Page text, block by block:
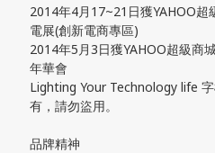
2014年4月17~21日獲YAHOO
電展(創新電商專區)
2014年5月3日獲YAHOO超級商
年華會
Lighting Your Technology life
有，請勿盜用。
品牌精神